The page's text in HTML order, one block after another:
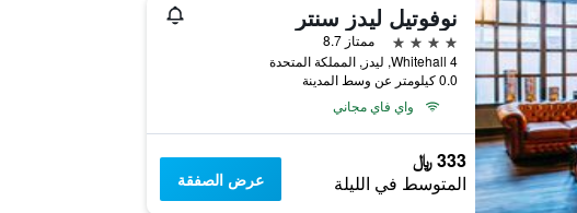
نوفوتيل ليدز سنتر
4 نجوم
ممتاز 8.7
4 Whitehall, ليدز, المملكة المتحدة
0.0 كيلومتر عن وسط المدينة
واي فاي مجاني
333 ﷼
المتوسط في الليلة عرض الصفقة